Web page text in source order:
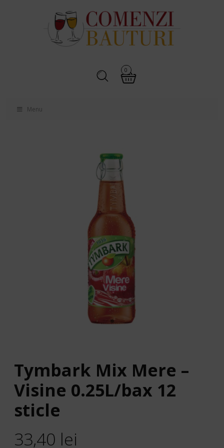
0
Menu
Tymbark Mix Mere –
Visine 0.25L/bax 12
sticle
33,40 lei